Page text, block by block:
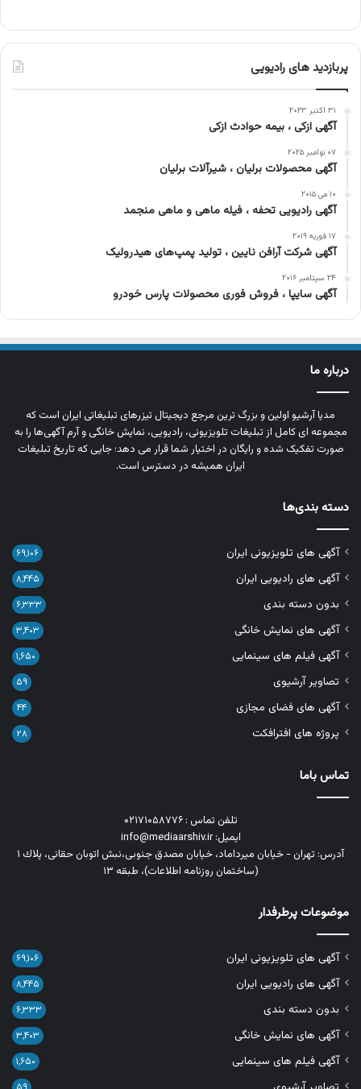
پربازدید های رادیویی
۳۱ اکتبر ۲۰۲۳
آگهی ازکی ، بیمه حوادث ازکی
۰۷ نوامبر ۲۰۲۵
آگهی محصولات برلیان ، شیرآلات برلیان
۱۰ می ۲۰۱۵
آگهی رادیویی تحفه ، فیله ماهی و ماهی منجمد
۱۷ فوریه ۲۰۱۹
آگهی شرکت آرافن نایین ، تولید پمپ‌های هیدرولیک
۲۴ سپتامبر ۲۰۱۶
آگهی سایپا ، فروش فوری محصولات پارس خودرو
درباره ما
مدیا آرشیو اولین و بزرگ‌ ترین مرجع دیجیتال تیزرهای تبلیغاتی ایران است که
مجموعه‌ ای کامل از تبلیغات تلویزیونی، رادیویی، نمایش خانگی و آرم‌ آگهی‌ها را به‌
صورت تفکیک‌ شده و رایگان در اختیار شما قرار می‌ دهد؛ جایی که تاریخ تبلیغات
ایران همیشه در دسترس است.
دسته بندی‌ها
آگهی های تلویزیونی ایران ۶۹,۱۰۶
آگهی های رادیویی ایران ۸,۴۴۵
بدون دسته بندی ۶,۳۳۳
آگهی های نمایش خانگی ۳,۴۰۳
آگهی فیلم های سینمایی ۱,۶۵۰
تصاویر آرشیوی ۵۹
آگهی های فضای مجازی ۴۴
پروژه های افترافکت ۲۸
تماس باما
تلفن تماس : ۰۲۱۷۱۰۵۸۷۷۶
ایمیل: info@mediaarshiv.ir
آدرس: تهران - خیابان میرداماد، خیابان مصدق جنوبی،نبش اتوبان حقانی، پلاك ١
(ساختمان روزنامه اطلاعات)، طبقه ۱۳
موضوعات پرطرفدار
آگهی های تلویزیونی ایران ۶۹,۱۰۶
آگهی های رادیویی ایران ۸,۴۴۵
بدون دسته بندی ۶,۳۳۳
آگهی های نمایش خانگی ۳,۴۰۳
آگهی فیلم های سینمایی ۱,۶۵۰